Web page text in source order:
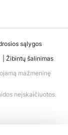
sąlygos
Žibintų šalinimas
mažmeninę
neįskaičiuotos.